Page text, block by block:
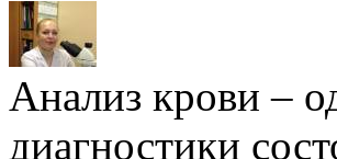
Анализ крови –
диагностики